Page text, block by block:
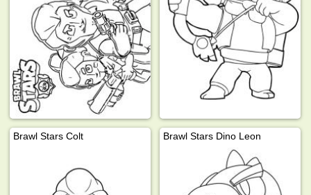
Brawl Stars Colt Brawl Stars Dino Leon